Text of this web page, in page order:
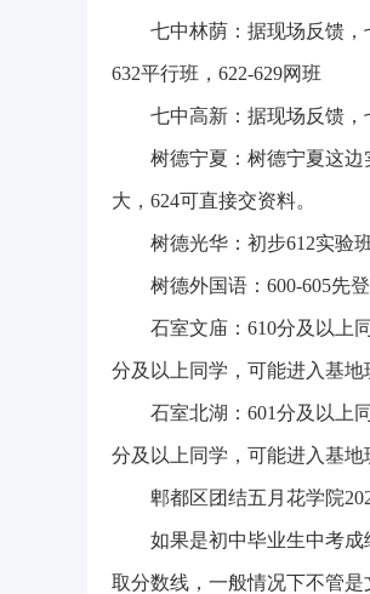
七中林荫：据现场反馈，
632平行班，622-629网班
七中高新：据现场反馈，
树德宁夏：树德宁夏这边
大，624可直接交资料。
树德光华：初步612实验
树德外国语：600-605先
石室文庙：610分及以上
分及以上同学，可能进入基地
石室北湖：601分及以上
分及以上同学，可能进入基地
郫都区团结五月花学院
如果是初中毕业生中考
取分数线，一般情况下不管